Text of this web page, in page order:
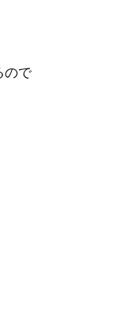
ので